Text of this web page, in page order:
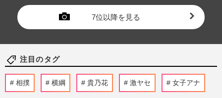
7位以降を見る
注目のタグ
相撲 横綱 貴乃花 激ヤセ 女子アナ